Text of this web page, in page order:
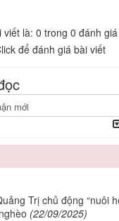
là: 0 trong 0 đánh giá
để đánh giá bài viết
Trị chủ động “nuôi
(22/09/2025)